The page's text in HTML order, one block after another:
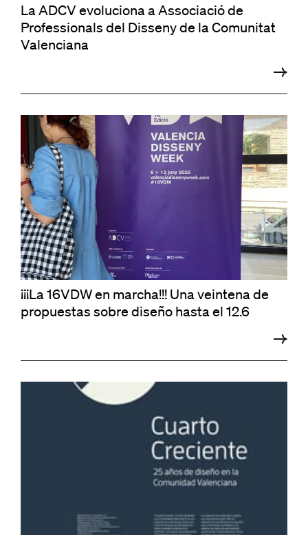
La ADCV evoluciona a Associació de
Professionals del Disseny de la Comunitat
Valenciana
¡¡¡La 16VDW en marcha!!! Una veintena de
propuestas sobre diseño hasta el 12.6